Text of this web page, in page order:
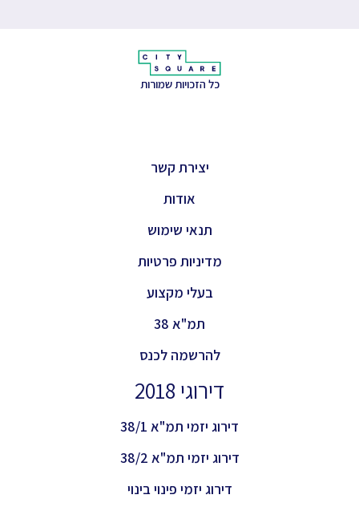
כל הזכויות שמורות
יצירת קשר
אודות
תנאי שימוש
מדיניות פרטיות
בעלי מקצוע
תמ"א 38
להרשמה לכנס
דירוגי 2018
דירוג יזמי תמ"א 38/1
דירוג יזמי תמ"א 38/2
דירוג יזמי פינוי בינוי